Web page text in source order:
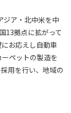
ジア・北中米を中
13拠点に拡がって
お応えし自動車
ペットの製造を
用を行い、地域の